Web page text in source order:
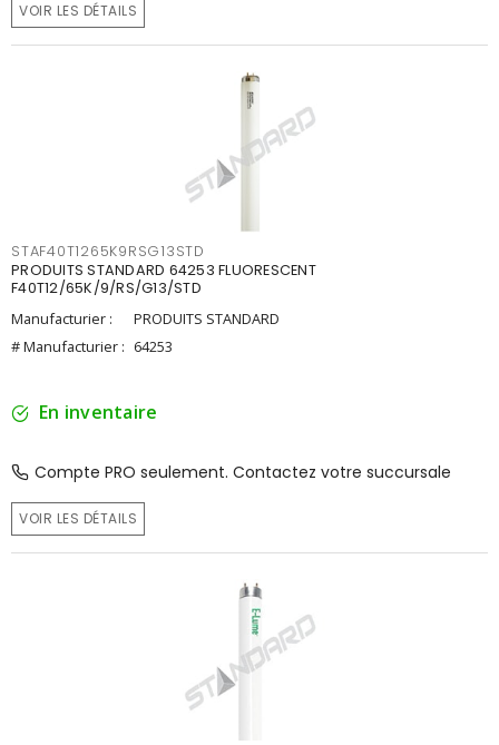
VOIR LES DÉTAILS
STAF40T1265K9RSG13STD
PRODUITS STANDARD 64253 FLUORESCENT
F40T12/65K/9/RS/G13/STD
Manufacturier :
PRODUITS STANDARD
# Manufacturier : 64253
En inventaire
Compte PRO seulement. Contactez votre succursale
VOIR LES DÉTAILS